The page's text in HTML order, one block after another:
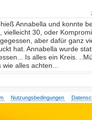
Annabella und konnte
vielleicht 30, oder
aber dafür ganz
hat. Annabella wurde
Is alles ein Kreis.
alles achten...
Nutzungsbedingungen